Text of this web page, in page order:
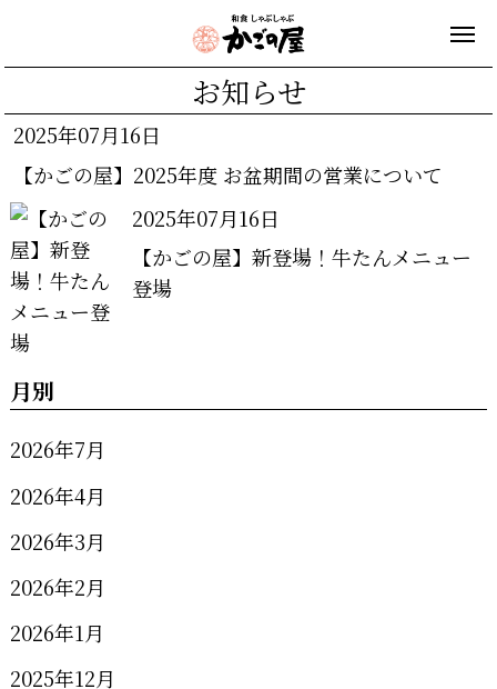
お知らせ
2025年07月16日
【かごの屋】2025年度 お盆期間の営業について
2025年07月16日
【かごの屋】新登場！牛たんメニュー
登場
月別
2026年7月
2026年4月
2026年3月
2026年2月
2026年1月
2025年12月